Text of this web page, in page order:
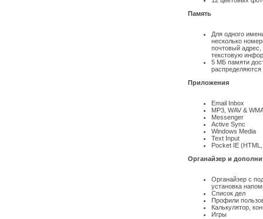
Память
Для одного
несколько
почтовый адрес,
текстовую
5 МБ памяти
Приложения
Email Inbox
MP3, WAV &
Messenger
Active Synс
Windows Media
Text Input
Pocket IE
Органайзер и
Органайзер с
установка
Список дел
Профили
Калькулятор,
Игры